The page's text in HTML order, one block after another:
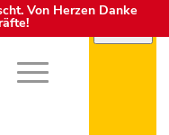
Von Herzen Danke